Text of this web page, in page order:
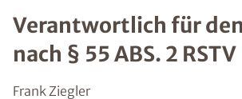
Verantwortlich für
nach § 55 ABS. 2 RSTV
Frank Ziegler